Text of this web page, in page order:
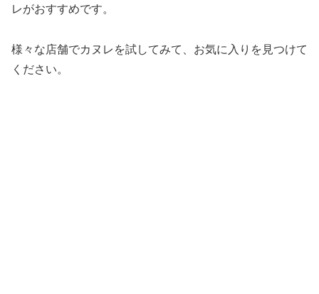
レがおすすめです。
様々な店舗でカヌレを試してみて、お気に入りを見つけて
ください。